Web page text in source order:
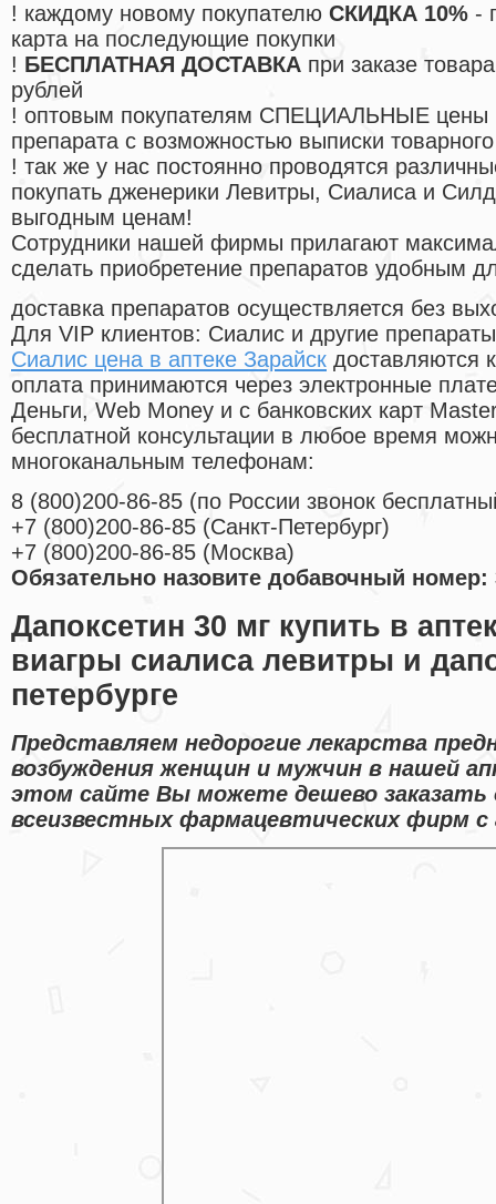
! каждому новому покупателю СКИДКА 10% -
карта на последующие покупки
! БЕСПЛАТНАЯ ДОСТАВКА при заказе
рублей
! оптовым покупателям СПЕЦИАЛЬНЫЕ цены
препарата с возможностью выписки
! так же у нас постоянно проводятся
покупать дженерики Левитры, Сиалиса и
выгодным ценам!
Cотрудники нашей фирмы прилагают
сделать приобретение препаратов удобным
доставка препаратов осуществляется без
Для VIP клиентов: Сиалис и другие
Сиалис цена в аптеке Зарайск доставляются
оплата принимаются через электронные
Деньги, Web Money и с банковских карт
бесплатной консультации в любое время
многоканальным телефонам:
8 (800)200-86-85 (по России звонок
+7 (800)200-86-85 (Санкт-Петербург)
+7 (800)200-86-85 (Москва)
Обязательно назовите добавочный номер:
Дапоксетин 30 мг купить в
виагры сиалиса левитры и
петербурге
Представляем недорогие лекарства
возбуждения женщин и мужчин в нашей
этом сайте Вы можете дешево заказать
всеизвестных фармацевтических фирм с